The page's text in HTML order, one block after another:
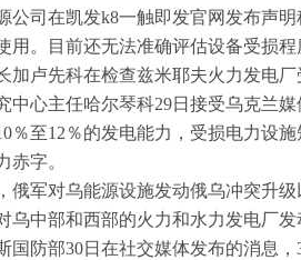
公司在凯发k8一触即发官网发布声
用。目前还无法准确评估设备受损
加卢先科在检查兹米耶夫火力发电
中心主任哈尔琴科29日接受乌克兰
％至12％的发电能力，受损电力设
赤字。
俄军对乌能源设施发动俄乌冲突升
乌中部和西部的火力和水力发电厂
国防部30日在社交媒体发布的消息